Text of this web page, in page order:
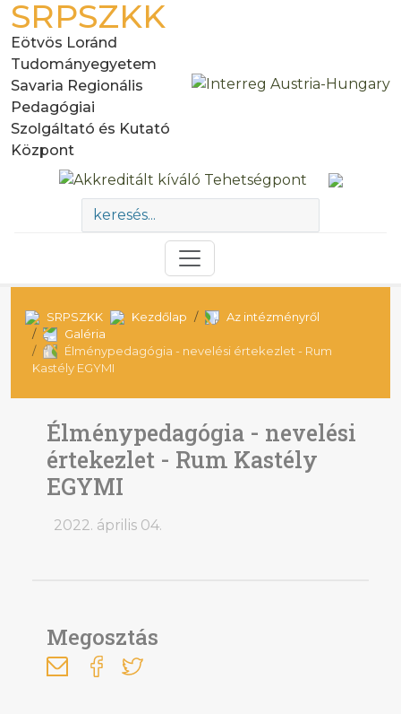
SRPSZKK
Eötvös Loránd
Tudományegyetem
Savaria Regionális
Pedagógiai
Szolgáltató és Kutató
Központ
SRPSZKK Kezdőlap
Az intézményről
Galéria
Élménypedagógia - nevelési értekezlet - Rum
Kastély EGYMI
Élménypedagógia - nevelési
értekezlet - Rum Kastély
EGYMI
2022. április 04.
Megosztás